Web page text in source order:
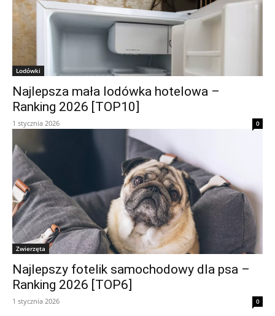
Lodówki
Najlepsza mała lodówka hotelowa –
Ranking 2026 [TOP10]
1 stycznia 2026 0
Zwierzęta
Najlepszy fotelik samochodowy dla psa –
Ranking 2026 [TOP6]
1 stycznia 2026 0